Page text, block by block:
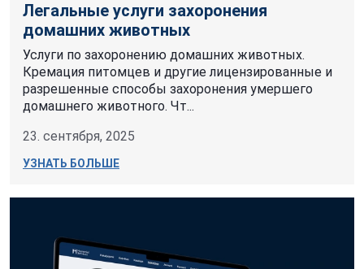
Легальные услуги захоронения
домашних животных
Услуги по захоронению домашних животных.
Кремация питомцев и другие лицензированные и
разрешенные способы захоронения умершего
домашнего животного. Чт...
23. сентября, 2025
УЗНАТЬ БОЛЬШЕ